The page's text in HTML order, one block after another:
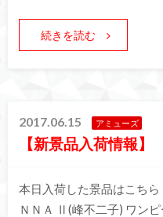
続きを読む
2017.06.15 アミューズ
【新景品入荷情報】
本日入荷した景品はこち
ＮＮＡ Ⅱ(峰不二子) ワン